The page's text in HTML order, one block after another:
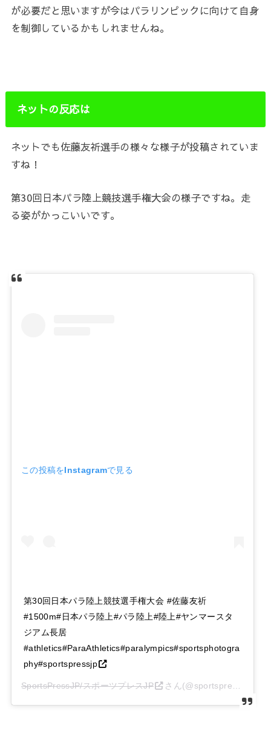
が必要だと思いますが今はパラリンピックに向けて自身
を制御しているかもしれませんね。
ネットの反応は
ネットでも佐藤友祈選手の様々な様子が投稿されていま
すね！
第30回日本パラ陸上競技選手権大会の様子ですね。走
る姿がかっこいいです。
この投稿をInstagramで見る
第30回日本パラ陸上競技選手権大会 #佐藤友祈
#1500m#日本パラ陸上#パラ陸上#陸上#ヤンマースタ
ジアム長居
#athletics#ParaAthletics#paralympics#sportsphotogra
phy#sportspressjp
SportsPressJP/スポーツプレスJP さん(@sportspressjp)がシェアした投稿 –